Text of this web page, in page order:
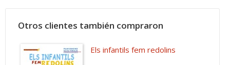
Otros clientes también compraron
Els infantils fem redolins